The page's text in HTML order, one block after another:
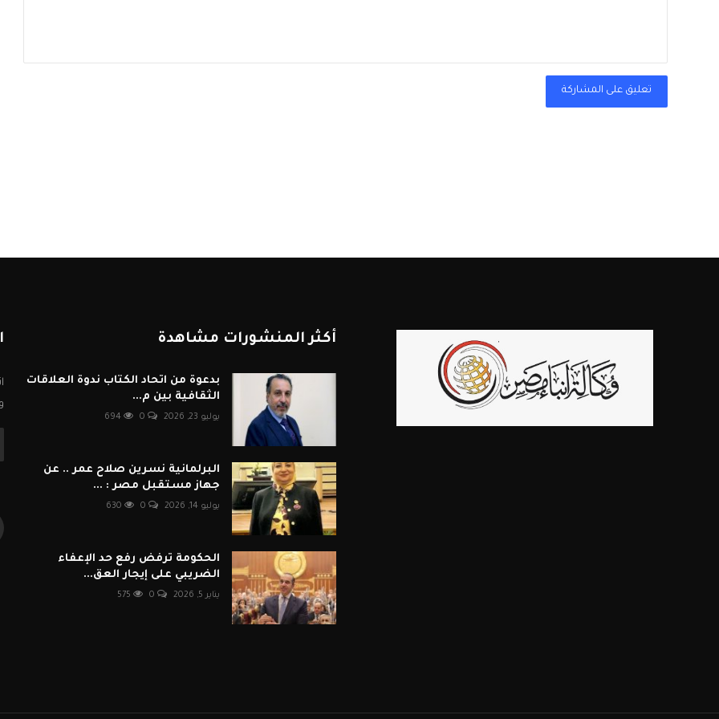
تعليق على المشاركة
أكثر المنشورات مشاهدة
بدعوة من اتحاد الكتاب ندوة العلاقات
الثقافية بين م...
يوليو 23, 2026 694
البرلمانية نسرين صلاح عمر .. عن
جهاز مستقبل مصر : ...
يوليو 14, 2026
الحكومة ترفض رفع حد الإعفاء
الضريبي على إيجار العق...
يناير 5, 2026